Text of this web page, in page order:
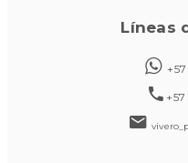
Líneas
+57